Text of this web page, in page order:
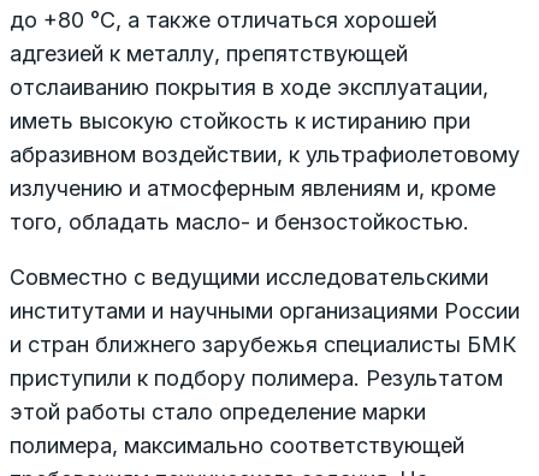
до +80 °С, а также отличаться хорошей
адгезией к металлу, препятствующей
отслаиванию покрытия в ходе эксплуатации,
иметь высокую стойкость к истиранию при
абразивном воздействии, к ультрафиолетовому
излучению и атмосферным явлениям и, кроме
того, обладать масло- и бензостойкостью.
Совместно с ведущими исследовательскими
институтами и научными организациями России
и стран ближнего зарубежья специалисты БМК
приступили к подбору полимера. Результатом
этой работы стало определение марки
полимера, максимально соответствующей